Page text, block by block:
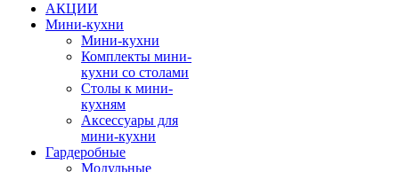
АКЦИИ
Мини-кухни
Мини-кухни
Комплекты мини-
кухни со столами
Столы к мини-
кухням
Аксессуары для
мини-кухни
Гардеробные
Модульные